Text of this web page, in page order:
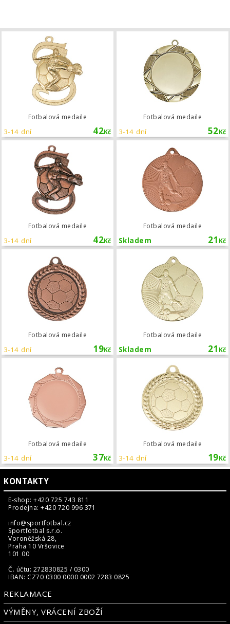
Fotbalová medaile
42Kč
3-14 dní
Fotbalová medaile
52Kč
3-14 dní
Fotbalová medaile
42Kč
3-14 dní
Fotbalová medaile
21 Kč
Skladem
Fotbalová medaile
19Kč
3-14 dní
Fotbalová medaile
21 Kč
Skladem
Fotbalová medaile
37Kč
3-14 dní
Fotbalová medaile
19Kč
3-14 dní
KONTAKTY
E-shop: +420 725 743 811
Prodejna: +420 720 996 371
info@sportfotbal.cz
Sportfotbal s.r.o.
Voroněžská 28,
Praha 10 Vršovice
101 00
Č. účtu: 272830825 / 0300
IBAN: CZ70 0300 0000 0002 7283 0825
REKLAMACE
VÝMĚNY, VRÁCENÍ ZBOŽÍ